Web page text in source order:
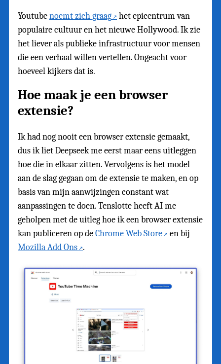
Youtubenoemt zich graag
het epicentrum van
populaire cultuur en het nieuwe Hollywood. Ik zie
het liever als publieke infrastructuur voor mensen
die een verhaal willen vertellen. Ongeacht voor
hoeveel kijkers dat is.
Hoe maak je een browser
extensie?
Ik had nog nooit een browser extensie gemaakt,
dus ik liet Deepseek me eerst maar eens uitleggen
hoe die in elkaar zitten. Vervolgens is het model
aan de slag gegaan om de extensie te maken, en op
basis van mijn aanwijzingen constant wat
aanpassingen te doen. Tenslotte heeft AI me
geholpen met de uitleg hoe ik een browser extensie
kan publiceren op deChrome Web Store
en bij
Mozilla Add Ons .